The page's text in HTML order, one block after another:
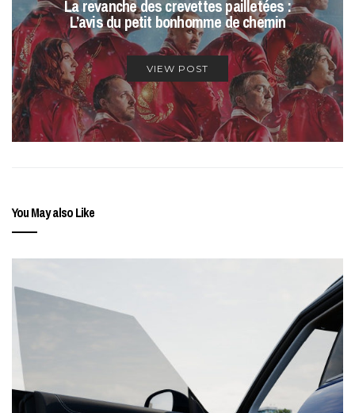
La revanche des crevettes pailletées :
L’avis du petit bonhomme de chemin
VIEW POST
You May also Like